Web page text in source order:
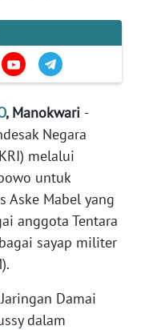
, Manokwari -
Negara
melalui
untuk
Aske Mabel yang
anggota Tentara
sayap militer
Damai
dalam